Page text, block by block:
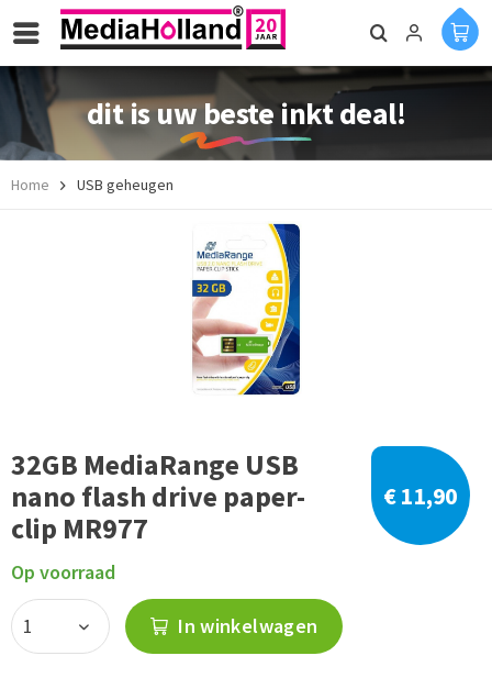
dit is uw beste inkt deal!
Home USB geheugen
32GB MediaRange USB
nano flash drive paper-
clip MR977
€ 11,90
Op voorraad
In winkelwagen